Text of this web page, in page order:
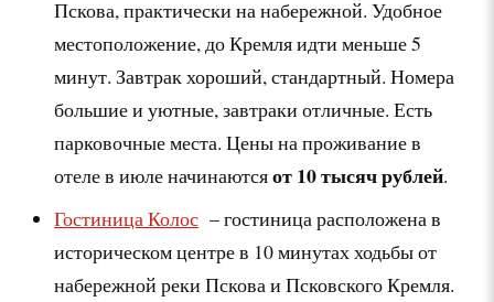
Пскова, практически на набережной. Удобное
местоположение, до Кремля идти меньше 5
минут. Завтрак хороший, стандартный. Номера
большие и уютные, завтраки отличные. Есть
парковочные места. Цены на проживание в
отеле в июле начинаютсяот 10 тысяч рублей.
Гостиница Колос – гостиница расположена в
историческом центре в 10 минутах ходьбы от
набережной реки Пскова и Псковского Кремля.